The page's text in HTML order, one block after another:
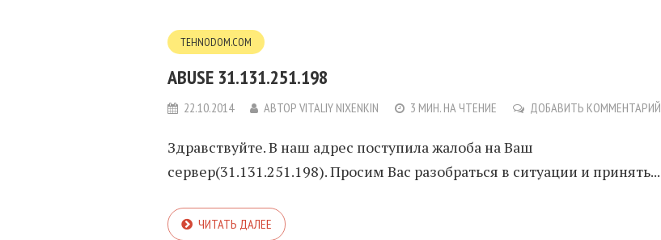
TEHNODOM.COM
ABUSE 31.131.251.198
22.10.2014 АВТОР VITALIY NIXENKIN 3 МИН. НА ЧТЕНИЕ ДОБАВИТЬ КОММЕНТАРИЙ
Здравствуйте. В наш адрес поступила жалоба на Ваш
сервер(31.131.251.198). Просим Вас разобраться в ситуации и принять...
ЧИТАТЬ ДАЛЕЕ